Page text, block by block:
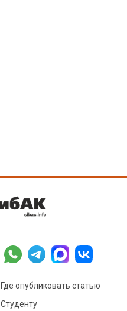
Где опубликовать статью
Студенту